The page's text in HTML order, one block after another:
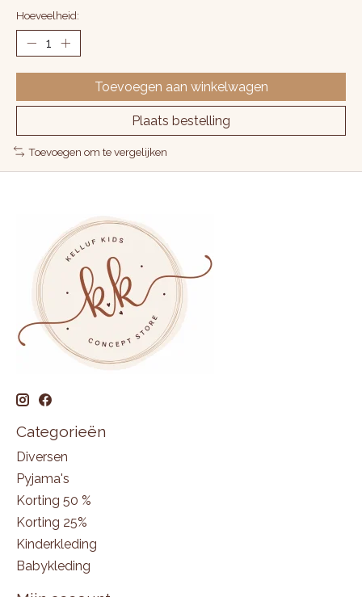
Hoeveelheid:
Toevoegen aan winkelwagen
Plaats bestelling
Toevoegen om te vergelijken
Categorieën
Diversen
Pyjama's
Korting 50 %
Korting 25%
Kinderkleding
Babykleding